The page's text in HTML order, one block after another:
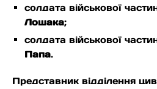
солдата військової
Лошака;
солдата військової
Папа.
Представник відділення